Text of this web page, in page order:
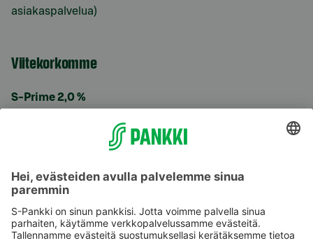
asiakaspalvelua)
Viitekorkomme
S-Prime 2,0 %